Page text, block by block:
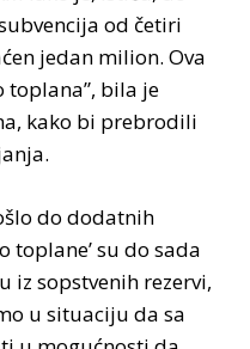
od četiri
jedan milion. Ova
toplana”, bila je
kako bi prebrodili
do dodatnih
toplane’ su do sada
iz sopstvenih rezervi,
u situaciju da sa